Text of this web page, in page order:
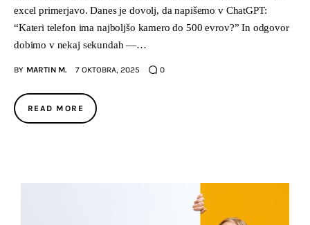
excel primerjavo. Danes je dovolj, da napišemo v ChatGPT:
“Kateri telefon ima najboljšo kamero do 500 evrov?” In odgovor
dobimo v nekaj sekundah —…
BY MARTIN M. 7 OKTOBRA, 2025 0
READ MORE